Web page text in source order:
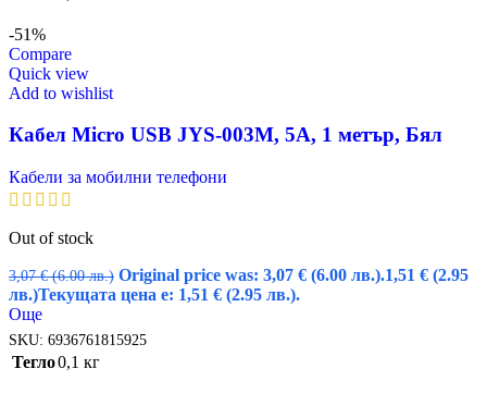
-51%
Compare
Quick view
Add to wishlist
Кабел Micro USB JYS-003M, 5A, 1 метър, Бял
Кабели за мобилни телефони
Out of stock
3,07€ (6.00 лв.) Original price was: 3,07 € (6.00 лв.).1,51 € (2.95
лв.)Текущата цена е: 1,51 € (2.95 лв.).
Още
SKU: 6936761815925
Тегло0,1 кг